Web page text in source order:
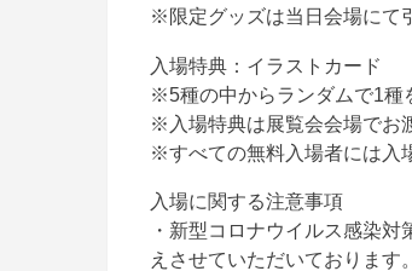
※限定グッズは当日会場にて
入場特典：イラストカード
※5種の中からランダムで1種
※入場特典は展覧会会場でお
※すべての無料入場者には入
入場に関する注意事項
・新型コロナウイルス感染
えさせていただいております